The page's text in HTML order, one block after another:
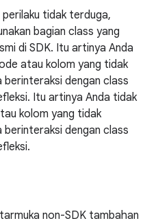
tidak terduga,
bagian class yang
di SDK. Itu artinya Anda
atau kolom yang tidak
dengan class
Itu artinya Anda tidak
kolom yang tidak
dengan class
non-SDK tambahan